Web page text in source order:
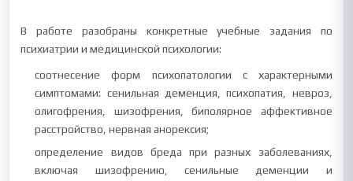
В работе разобраны конкретные учебные задания по
психиатрии и медицинской психологии:
соотнесение форм психопатологии с характерными
симптомами: сенильная деменция, психопатия, невроз,
олигофрения, шизофрения, биполярное аффективное
расстройство, нервная анорексия;
определение видов бреда при разных заболеваниях,
включая шизофрению, сенильные деменции и